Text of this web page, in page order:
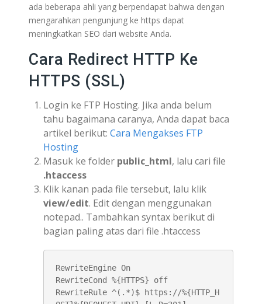
ada beberapa ahli yang berpendapat bahwa dengan
mengarahkan pengunjung ke https dapat
meningkatkan SEO dari website Anda.
Cara Redirect HTTP Ke
HTTPS (SSL)
Login ke FTP Hosting. Jika anda belum
tahu bagaimana caranya, Anda dapat baca
artikel berikut: Cara Mengakses FTP
Hosting
Masuk ke folder public_html, lalu cari file
.htaccess
Klik kanan pada file tersebut, lalu klik
view/edit. Edit dengan menggunakan
notepad.. Tambahkan syntax berikut di
bagian paling atas dari file .htaccess
RewriteEngine On
RewriteCond %{HTTPS} off
RewriteRule ^(.*)$ https://%{HTTP_H